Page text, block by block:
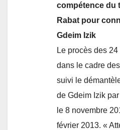
compétence du
Rabat pour
Gdeim Izik
Le procès des
dans le cadre
suivi le
de Gdeim Izik
le 8 novembre
février 2013. «